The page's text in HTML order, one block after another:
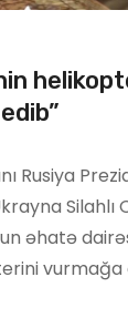
Rusiya
Silahlı
əhatə
vurmağa